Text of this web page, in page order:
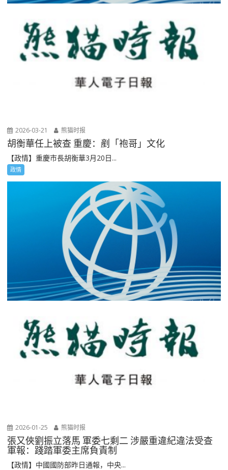
2026-03-21 熊猫时报
胡衡華任上被查 重慶：剷「袍哥」文化
【政情】重慶市長胡衡華3月20日...
政情
2026-01-25 熊猫时报
張又俠劉振立落馬 軍委七剩二 涉嚴重違紀違法受查
軍報：踐踏軍委主席負責制
【政情】中國國防部昨日通報，中央...